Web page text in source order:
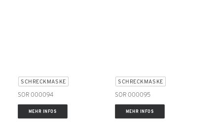
SCHRECKMASKE
SOR 000094
MEHR INFOS
SCHRECKMASKE
SOR 000095
MEHR INFOS